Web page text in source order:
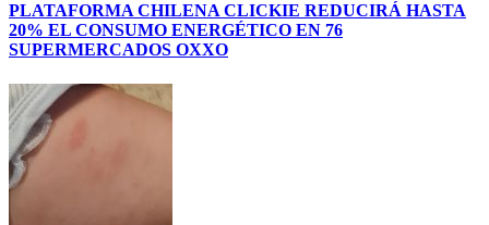
PLATAFORMA CHILENA CLICKIE REDUCIRÁ HASTA
20% EL CONSUMO ENERGÉTICO EN 76
SUPERMERCADOS OXXO